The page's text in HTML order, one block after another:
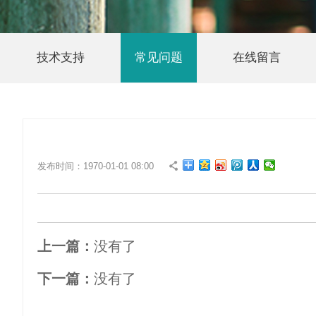
技术支持 常见问题 在线留言
发布时间：1970-01-01 08:00
上一篇： 没有了
下一篇： 没有了